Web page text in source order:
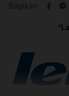
Bagikan